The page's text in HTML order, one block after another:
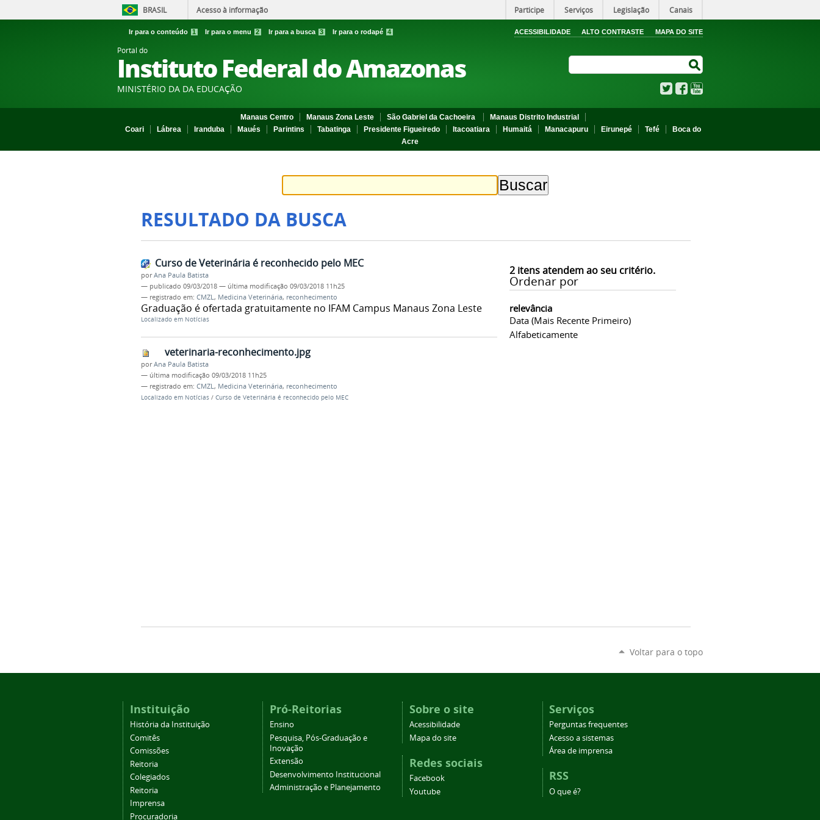
BRASIL Acesso à informação Participe Serviços Legislação Canais
Ir para o conteúdo 1 Ir para o menu 2 Ir para a busca 3 Ir para o rodapé 4 ACESSIBILIDADE ALTO CONTRASTE MAPA DO SITE
Portal do
Instituto Federal do Amazonas
MINISTÉRIO DA DA EDUCAÇÃO TwitterFacebook
Manaus Centro Manaus Zona Leste São Gabriel da Cachoeira
Manaus Distrito Industrial
Coari
Lábrea Iranduba Maués Parintins Tabatinga Presidente Figueiredo Itacoatiara Humaitá Manacapuru Eirunepé Tefé
Boca do
Acre
RESULTADO DA BUSCA
2itens atendem ao seu critério.
Ordenar por
relevância
Data (mais Recente Primeiro)
Alfabeticamente
Curso de Veterinária é reconhecido pelo MEC
porAna Paula Batista
— publicado 09/03/2018 — última modificação 09/03/2018 11h25
— registrado em: CMZL, Medicina Veterinária, reconhecimento
Graduação é ofertada gratuitamente no IFAM Campus Manaus Zona Leste
Localizado em Notícias
veterinaria-reconhecimento.jpg
porAna Paula Batista
— última modificação 09/03/2018 11h25
— registrado em: CMZL, Medicina Veterinária, reconhecimento
Localizado em Notícias / Curso de Veterinária é reconhecido pelo MEC
Voltar para o topo
Instituição
História da Instituição
Comitês
Comissões
Reitoria
Colegiados
Reitoria
Imprensa
Procuradoria
Pró-Reitorias
Ensino
Pesquisa, Pós-Graduação e
Inovação
Extensão
Desenvolvimento Institucional
Administração e Planejamento
Sobre o site
Acessibilidade
Mapa do site
Redes sociais
Facebook
Youtube
Serviços
Perguntas frequentes
Acesso a sistemas
Área de imprensa
RSS
O que é?